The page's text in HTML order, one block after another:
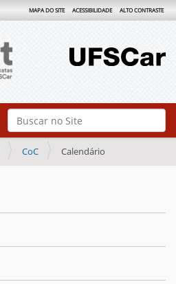
Busca
Busca Avançada…
MAPA DO SITE ACESSIBILIDADE ALTO CONTRASTE
CoC Calendário